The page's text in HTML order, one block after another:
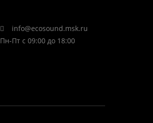
info@ecosound.msk.ru
Пн-Пт с 09:00 до 18:00